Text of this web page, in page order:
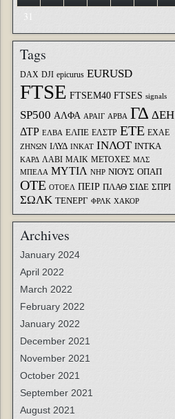
31
Tags
DAX DJI epicurus EURUSD
FTSE FTSEM40 FTSES signals
SP500 ΑΛΦΑ ΑΡΑΙΓ ΑΡΒΑ ΓΔ ΔΕΗ
ΔΤΡ ΕΛΒΑ ΕΛΠΕ ΕΛΣΤΡ ΕΤΕ ΕΧΑΕ
ΖΗΝΩΝ ΙΛΥΔ ΙΝΚΑΤ ΙΝΛΟΤ ΙΝΤΚΑ
ΚΑΡΔ ΛΑΒΙ ΜΑΙΚ ΜΕΤΟΧΕΣ ΜΛΣ
ΜΠΕΛΑ ΜΥΤΙΛ ΝΗΡ ΝΙΟΥΣ ΟΠΑΠ
ΟΤΕ ΟΤΟΕΛ ΠΕΙΡ ΠΛΑΘ ΣΙΔΕ ΣΠΡΙ
ΣΩΛΚ ΤΕΝΕΡΓ ΦΡΛΚ ΧΑΚΟΡ
Archives
January 2024
April 2022
March 2022
February 2022
January 2022
December 2021
November 2021
October 2021
September 2021
August 2021